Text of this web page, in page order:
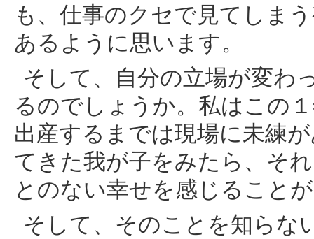
も、仕事のクセで見てしま
あるように思います。
そして、自分の立場が変わ
るのでしょうか。私はこの
出産するまでは現場に未練
てきた我が子をみたら、そ
とのない幸せを感じること
そして、そのことを知らな